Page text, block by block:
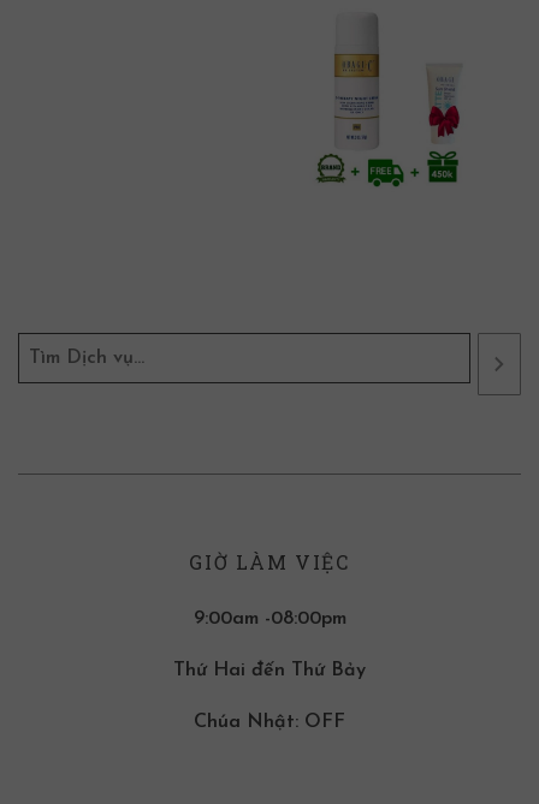
GIỜ LÀM VIỆC
9:00am -08:00pm
Thứ Hai đến Thứ Bảy
Chúa Nhật: OFF